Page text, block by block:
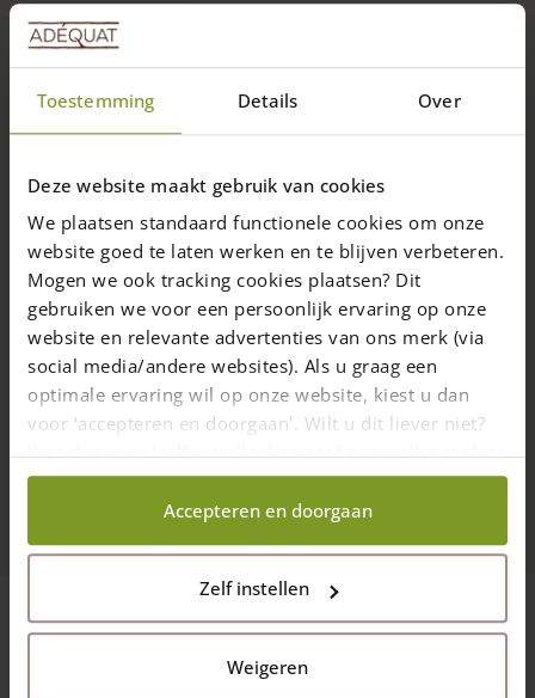
Toestemming Details Over
Deze website maakt gebruik van cookies
We plaatsen standaard functionele cookies om onze
website goed te laten werken en te blijven verbeteren.
Mogen we ook tracking cookies plaatsen? Dit
gebruiken we voor een persoonlijk ervaring op onze
website en relevante advertenties van ons merk (via
social media/andere websites). Als u graag een
optimale ervaring wil op onze website, kiest u dan
voor ‘accepteren en doorgaan'. Wilt u dit liever niet?
Kies dan voor ‘zelf instellen’ en geef aan welke cookies
wij wel mogen verzamelen.
Accepteren en doorgaan
Zelf instellen
Weigeren
diameters en lengtes
Creatief Christophe van der Straeten
Ik maak eco toiletten En dierenverblijven met het kastanje
hout gecombineerd met douglashout
Topkwaliteit hout